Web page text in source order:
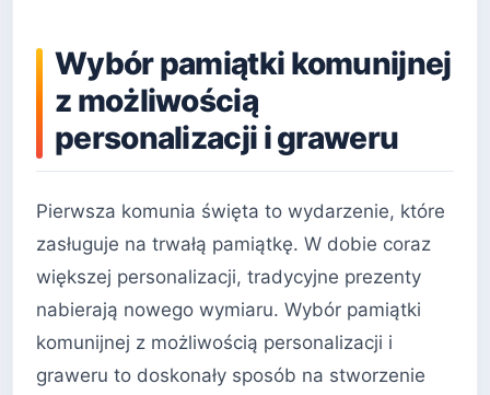
Wybór pamiątki komunijnej
z możliwością
personalizacji i graweru
Pierwsza komunia święta to wydarzenie, które
zasługuje na trwałą pamiątkę. W dobie coraz
większej personalizacji, tradycyjne prezenty
nabierają nowego wymiaru. Wybór pamiątki
komunijnej z możliwością personalizacji i
graweru to doskonały sposób na stworzenie